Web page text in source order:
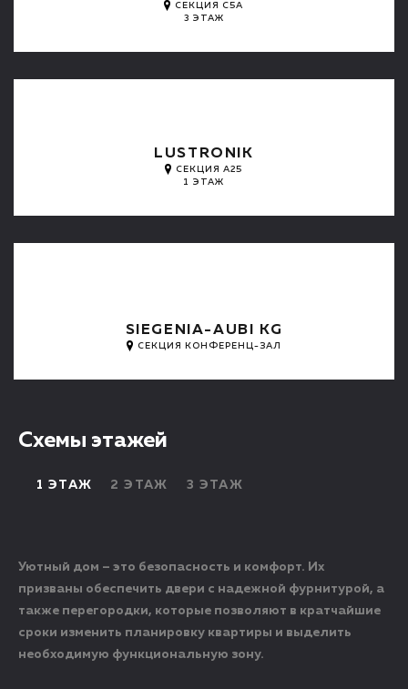
СЕКЦИЯ C5A
3 ЭТАЖ
LUSTRONIK
СЕКЦИЯ А25
1 ЭТАЖ
SIEGENIA-AUBI KG
СЕКЦИЯ КОНФЕРЕНЦ-ЗАЛ
Схемы этажей
1 ЭТАЖ 2 ЭТАЖ 3 ЭТАЖ
Уютный дом – это безопасность и комфорт. Их
призваны обеспечить двери с надежной фурнитурой, а
также перегородки, которые позволяют в кратчайшие
сроки изменить планировку квартиры и выделить
необходимую функциональную зону.